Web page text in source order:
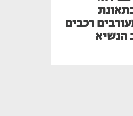
רכבים
הנשיא